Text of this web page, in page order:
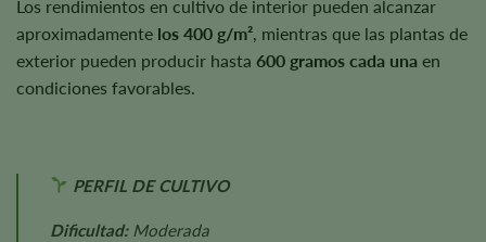
Los rendimientos en cultivo de interior pueden alcanzar
aproximadamente los 400 g/m², mientras que las plantas de
exterior pueden producir hasta 600 gramos cada una en
condiciones favorables.
PERFIL DE CULTIVO
Dificultad:Moderada